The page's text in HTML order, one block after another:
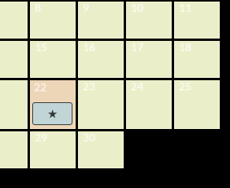
8 9 10 11
15 16 17 18
22 23 24 25
29 30